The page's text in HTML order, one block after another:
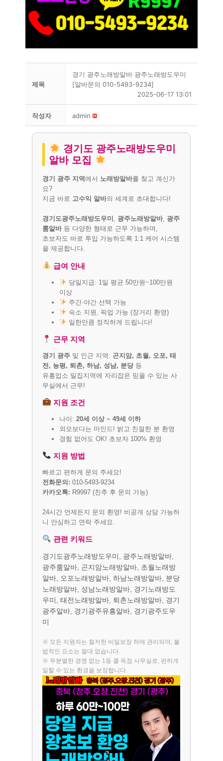
제목
경기 광주노래방알바 광주노래방도우미
[알바문의 010-5493-9234]
2025-06-17 13:01
작성자 admin
경기도 광주노래방도우미
알바 모집
경기 광주 지역에서 노래방알바를 찾고 계신가
요?
지금 바로 고수익 알바의 세계로 초대합니다!
경기도광주노래방도우미 , 광주노래방알바, 광주
룸알바등 다양한 형태로 근무 가능하며,
초보자도 바로 투입 가능하도록 1:1 케어 시스템
을 제공합니다.
급여 안내
당일지급: 1일 평균 50만원~100만원
이상
주간·야간 선택 가능
숙소 지원, 픽업 가능 (장거리 환영)
일한만큼 정직하게 드립니다!
근무 지역
경기 광주 및 인근 지역: 곤지암, 초월, 오포, 태
전, 능평, 퇴촌, 하남, 성남, 분당등
유흥업소 밀집지역에 자리잡은 믿을 수 있는 사
무실에서 근무!
지원 조건
나이:20세 이상 ~ 49세 이하
외모보다는 마인드! 밝고 친절한 분 환영
경험 없어도 OK! 초보자 100% 환영
지원 방법
빠르고 편하게 문의 주세요!
전화문의: 010-5493-9234
카카오톡: R9997 (친추 후 문의 가능)
24시간 언제든지 문의 환영! 비공개 상담 가능하
니 안심하고 연락 주세요.
관련 키워드
경기도광주노래방도우미, 광주노래방알바,
광주룸알바, 곤지암노래방알바, 초월노래방
알바, 오포노래방알바, 하남노래방알바, 분당
노래방알바, 성남노래방알바, 경기노래방도
우미, 태전노래방알바, 퇴촌노래방알바, 경기
광주알바, 경기광주유흥알바, 경기광주도우
미
※ 모든 지원자는 철저한 비밀보장 하에 관리되며, 불
법적인 요소는 절대 없습니다.
※ 무분별한 경쟁 없는 1등 콜 독점 사무실로, 편하게
일할 수 있는 환경을 보장합니다.